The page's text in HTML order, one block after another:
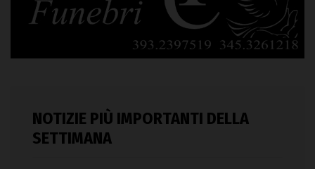
NOTIZIE PIÙ IMPORTANTI DELLA
SETTIMANA